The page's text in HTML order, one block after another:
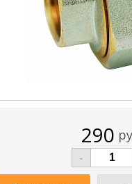
290
-